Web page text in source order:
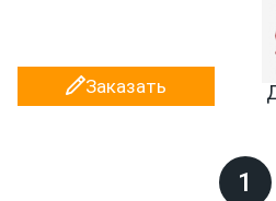
Заказать
1